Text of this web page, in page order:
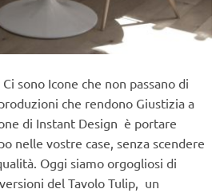
sono Icone che non passano di
che rendono Giustizia a
di Instant Design è portare
nelle vostre case, senza scendere
Oggi siamo orgogliosi di
del Tavolo Tulip, un